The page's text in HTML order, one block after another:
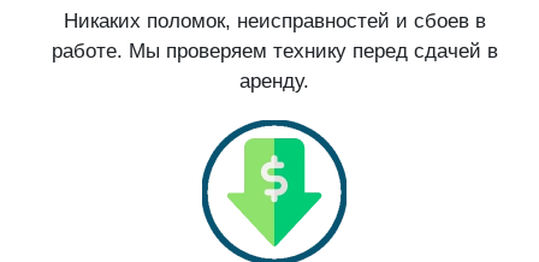
Никаких поломок, неисправностей и сбоев в
работе. Мы проверяем технику перед сдачей в
аренду.